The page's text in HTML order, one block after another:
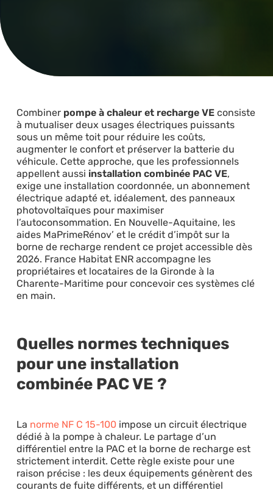
Combiner pompe à chaleur et recharge VEconsiste
à mutualiser deux usages électriques puissants
sous un même toit pour réduire les coûts,
augmenter le confort et préserver la batterie du
véhicule. Cette approche, que les professionnels
appellent aussi installation combinée PAC VE,
exige une installation coordonnée, un abonnement
électrique adapté et, idéalement, des panneaux
photovoltaïques pour maximiser
l’autoconsommation. En Nouvelle-Aquitaine, les
aides MaPrimeRénov’ et le crédit d’impôt sur la
borne de recharge rendent ce projet accessible dès
2026. France Habitat ENR accompagne les
propriétaires et locataires de la Gironde à la
Charente-Maritime pour concevoir ces systèmes clé
en main.
Quelles normes techniques
pour une installation
combinée PAC VE ?
La norme NF C 15-100impose un circuit électrique
dédié à la pompe à chaleur. Le partage d’un
différentiel entre la PAC et la borne de recharge est
strictement interdit. Cette règle existe pour une
raison précise : les deux équipements génèrent des
courants de fuite différents, et un différentiel